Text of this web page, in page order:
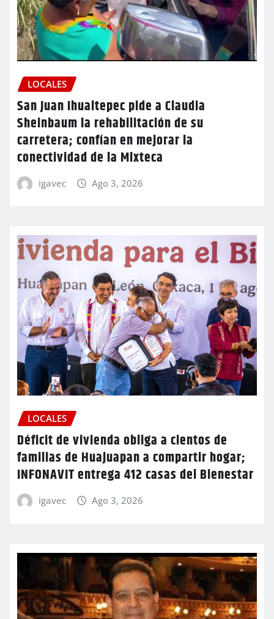
LOCALES
San Juan Ihualtepec pide a Claudia
Sheinbaum la rehabilitación de su
carretera; confían en mejorar la
conectividad de la Mixteca
igavec Ago 3, 2026
LOCALES
Déficit de vivienda obliga a cientos de
familias de Huajuapan a compartir hogar;
INFONAVIT entrega 412 casas del Bienestar
igavec Ago 3, 2026